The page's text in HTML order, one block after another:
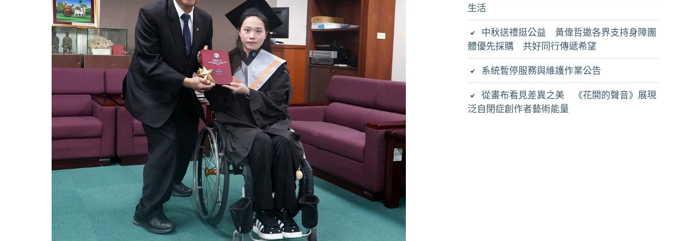
生活
中秋送禮挺公益 黃偉哲邀各界支持身障團
體優先採購 共好同行傳遞希望
系統暫停服務與維護作業公告
從畫布看見差異之美 《花開的聲音》展現
泛自閉症創作者藝術能量